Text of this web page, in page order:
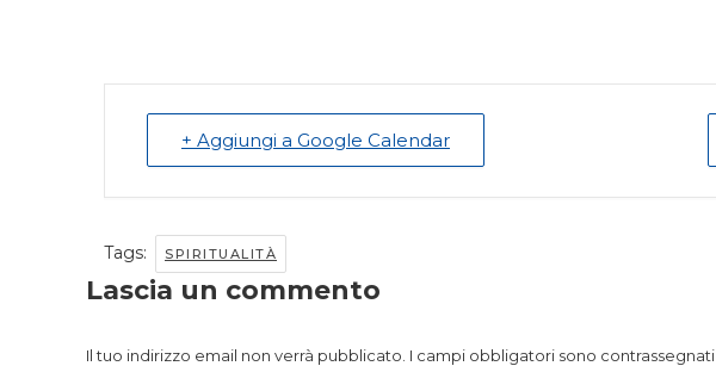
+ Aggiungi a Google Calendar
Tags: SPIRITUALITÀ
Lascia un commento
Il tuo indirizzo email non verrà pubblicato. I campi obbligatori sono contrassegnati